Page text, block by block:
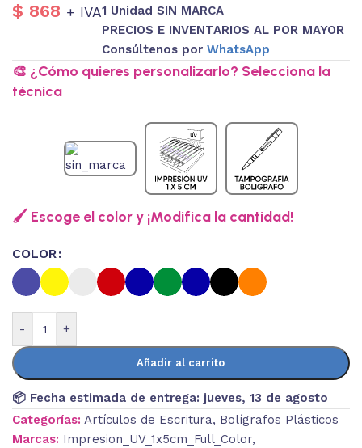
$ 868 + IVA1 Unidad SIN MARCA
PRECIOS E INVENTARIOS AL POR MAYOR
Consúltenos por WhatsApp
🎨 ¿Cómo quieres personalizarlo? Selecciona la
técnica
🖌️ Escoge el color y ¡Modifica la cantidad!
COLOR
- +
Añadir al carrito
📦 Fecha estimada de entrega: jueves, 13 de agosto
Categorías: Artículos de Escritura, Bolígrafos Plásticos
Marcas: Impresion_UV_1x5cm_Full_Color,